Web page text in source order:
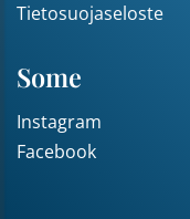
Tietosuojaseloste
Some
Instagram
Facebook